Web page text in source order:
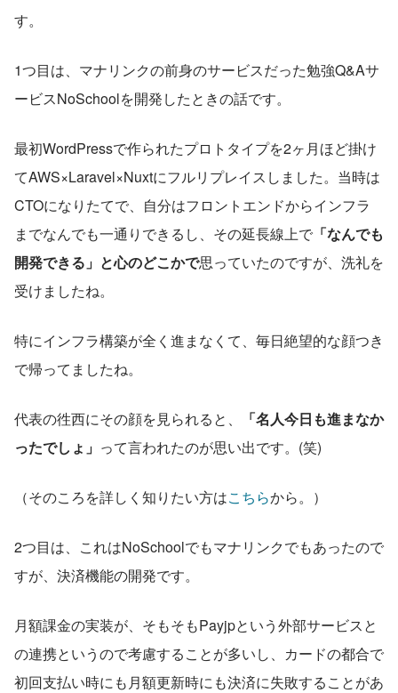
す。
1つ目は、マナリンクの前身のサービスだった勉強Q&Aサ
ービスNoSchoolを開発したときの話です。
最初WordPressで作られたプロトタイプを2ヶ月ほど掛け
てAWS×Laravel×Nuxtにフルリプレイスしました。当時は
CTOになりたてで、自分はフロントエンドからインフラ
までなんでも一通りできるし、その延長線上で 「なんでも
開発できる」と心のどこかで思っていたのですが、洗礼を
受けましたね。
特にインフラ構築が全く進まなくて、毎日絶望的な顔つき
で帰ってましたね。
代表の徃西にその顔を見られると、
「名人今日も進まなか
ったでしょ」 って言われたのが思い出です。(笑)
（そのころを詳しく知りたい方はこちらから。）
2つ目は、これはNoSchoolでもマナリンクでもあったので
すが、決済機能の開発です。
月額課金の実装が、そもそもPayjpという外部サービスと
の連携というので考慮することが多いし、カードの都合で
初回支払い時にも月額更新時にも決済に失敗することがあ